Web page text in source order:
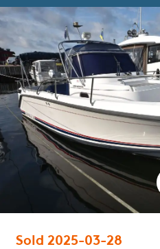
Sold 2025-03-28